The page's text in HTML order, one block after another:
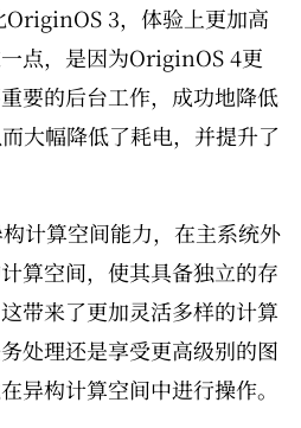
3，体验上更加高
点，是因为OriginOS 4更
要的后台工作，成功地降低
大幅降低了耗电，并提升了
计算空间能力，在主系统外
算空间，使其具备独立的存
带来了更加灵活多样的计算
处理还是享受更高级别的图
异构计算空间中进行操作。